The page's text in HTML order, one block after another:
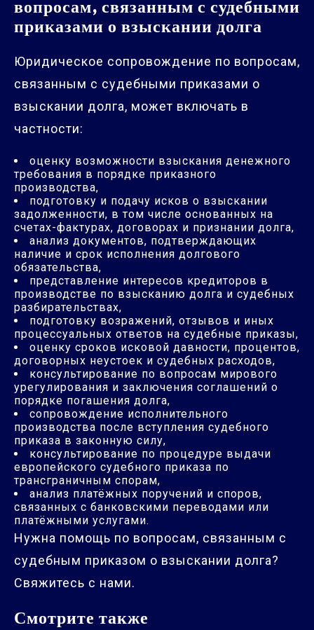
вопросам, связанным с судебными
приказами о взыскании долга
Юридическое сопровождение по вопросам,
связанным с судебными приказами о
взыскании долга, может включать в
частности:
оценку возможности взыскания денежного
требования в порядке приказного
производства,
подготовку и подачу исков о взыскании
задолженности, в том числе основанных на
счетах-фактурах, договорах и признании долга,
анализ документов, подтверждающих
наличие и срок исполнения долгового
обязательства,
представление интересов кредиторов в
производстве по взысканию долга и судебных
разбирательствах,
подготовку возражений, отзывов и иных
процессуальных ответов на судебные приказы,
оценку сроков исковой давности, процентов,
договорных неустоек и судебных расходов,
консультирование по вопросам мирового
урегулирования и заключения соглашений о
порядке погашения долга,
сопровождение исполнительного
производства после вступления судебного
приказа в законную силу,
консультирование по процедуре выдачи
европейского судебного приказа по
трансграничным спорам,
анализ платёжных поручений и споров,
связанных с банковскими переводами или
платёжными услугами.
Нужна помощь по вопросам, связанным с
судебным приказом о взыскании долга?
Свяжитесь с нами.
Смотрите также